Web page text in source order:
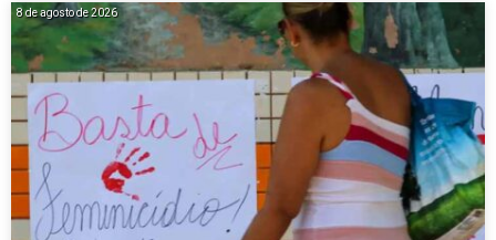
8 de agosto de 2026